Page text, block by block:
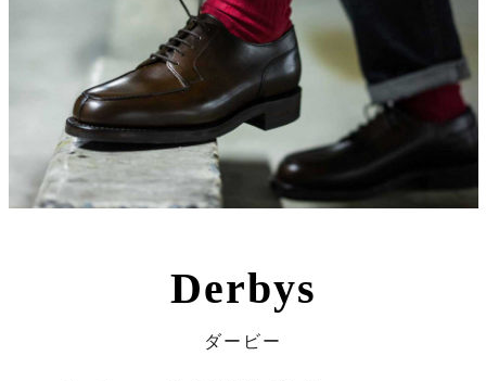
Derbys
ダービー